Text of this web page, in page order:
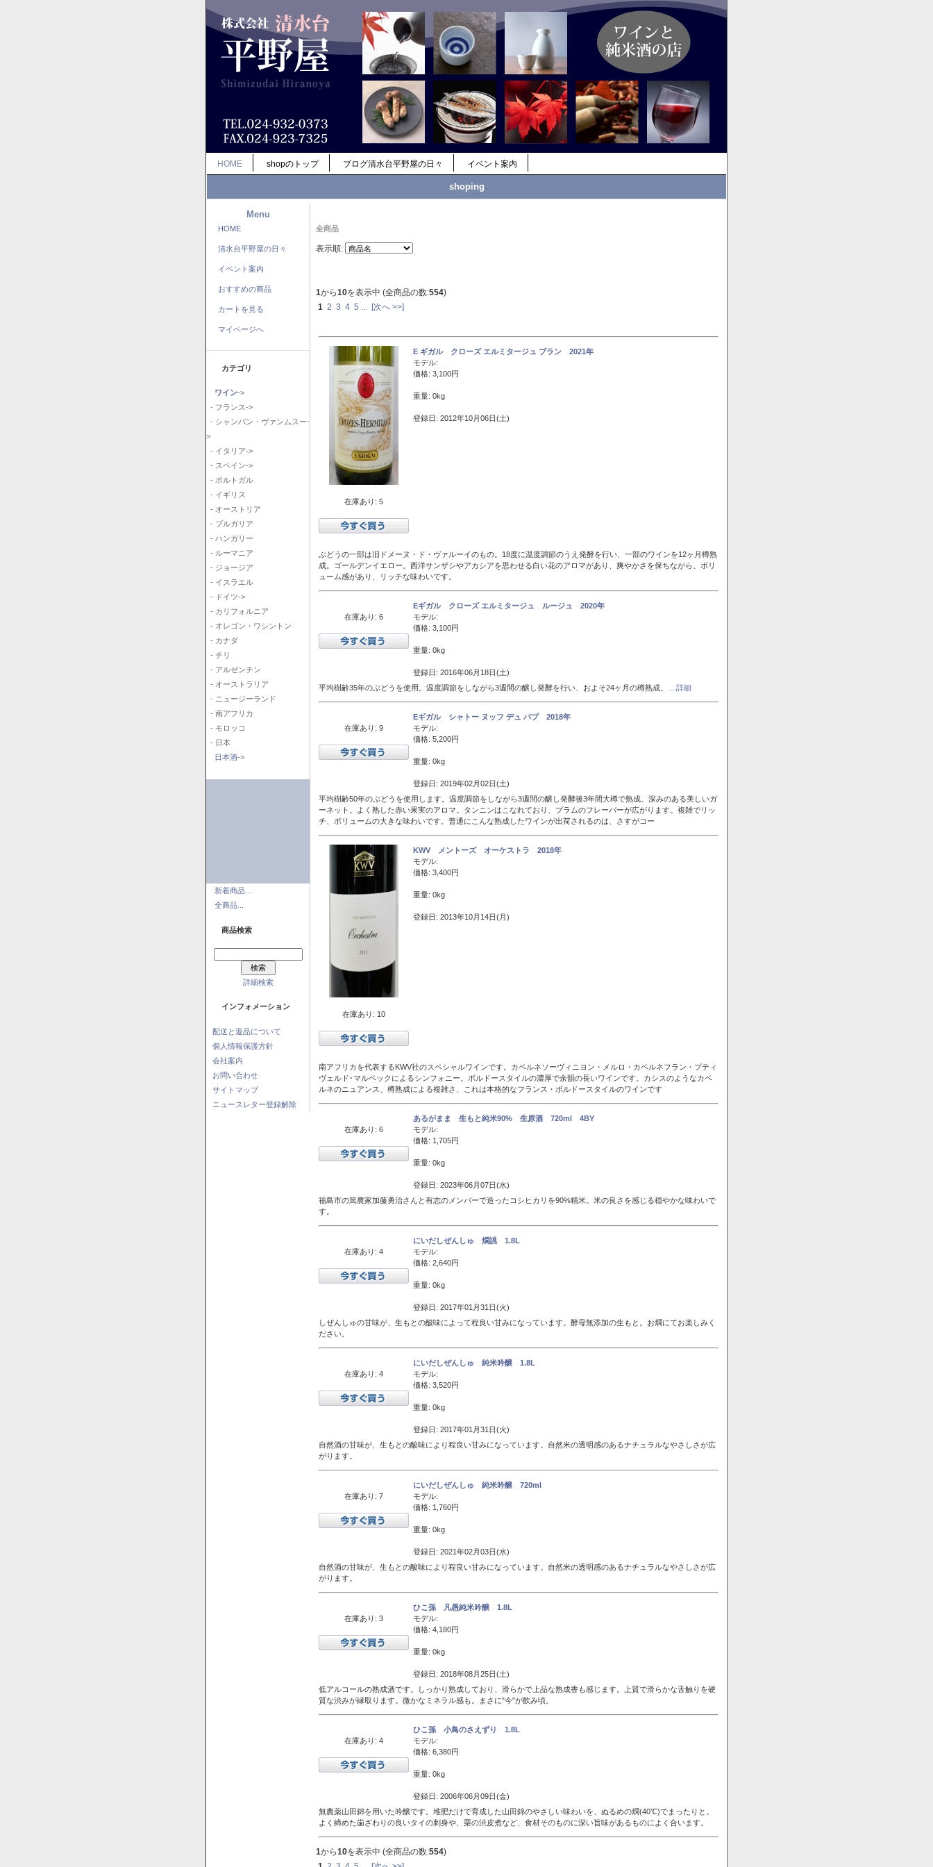
HOME shopのトップ ブログ清水台平野屋の日々 イベント案内
shoping
Menu
HOME
清水台平野屋の日々
イベント案内
おすすめの商品
カートを見る
マイページへ
カテゴリ
ワイン->
- フランス->
- シャンパン・ヴァンムスー-
>
- イタリア->
- スペイン->
- ポルトガル
- イギリス
- オーストリア
- ブルガリア
- ハンガリー
- ルーマニア
- ジョージア
- イスラエル
- ドイツ->
- カリフォルニア
- オレゴン・ワシントン
- カナダ
- チリ
- アルゼンチン
- オーストラリア
- ニュージーランド
- 南アフリカ
- モロッコ
- 日本
日本酒->
新着商品...
全商品...
商品検索
詳細検索
インフォメーション
配送と返品について
個人情報保護方針
会社案内
お問い合わせ
サイトマップ
ニュースレター登録解除
全商品
表示順:
1から10を表示中 (全商品の数:554)
1 2 3 4 5 [次へ >>]
在庫あり: 5
E ギガル クローズ エルミタージュ ブラン 2021年
モデル:
価格: 3,100円
重量: 0kg
登録日: 2012年10月06日(土)
ぶどうの一部は旧ドメーヌ・ド・ヴァルーイのもの。18度に温度調節のうえ発酵を行い、一部のワインを12ヶ月樽熟
成。ゴールデンイエロー。西洋サンザシやアカシアを思わせる白い花のアロマがあり、爽やかさを保ちながら、ボリ
ューム感があり、リッチな味わいです。
在庫あり: 6
Eギガル クローズ エルミタージュ ルージュ 2020年
モデル:
価格: 3,100円
重量: 0kg
登録日: 2016年06月18日(土)
平均樹齢35年のぶどうを使用。温度調節をしながら3週間の醸し発酵を行い、およそ24ヶ月の樽熟成。
...詳細
在庫あり: 9
Eギガル シャトー ヌッフ デュ パプ 2018年
モデル:
価格: 5,200円
重量: 0kg
登録日: 2019年02月02日(土)
平均樹齢50年のぶどうを使用します。温度調節をしながら3週間の醸し発酵後3年間大樽で熟成。深みのある美しいガ
ーネット。よく熟した赤い果実のアロマ。タンニンはこなれており、プラムのフレーバーが広がります。複雑でリッ
チ、ボリュームの大きな味わいです。普通にこんな熟成したワインが出荷されるのは、さすがコー
在庫あり: 10
KWV メントーズ オーケストラ 2018年
モデル:
価格: 3,400円
重量: 0kg
登録日: 2013年10月14日(月)
南アフリカを代表するKWV社のスペシャルワインです。カベルネソーヴィニヨン・メルロ・カベルネフラン・プティ
ヴェルド･マルベックによるシンフォニー。ボルドースタイルの濃厚で余韻の長いワインです。カシスのようなカベ
ルネのニュアンス、樽熟成による複雑さ、これは本格的なフランス・ボルドースタイルのワインです
在庫あり: 6
あるがまま 生もと純米90% 生原酒 720ml 4BY
モデル:
価格: 1,705円
重量: 0kg
登録日: 2023年06月07日(水)
福島市の篤農家加藤勇治さんと有志のメンバーで造ったコシヒカリを90%精米。米の良さを感じる穏やかな味わいで
す。
在庫あり: 4
にいだしぜんしゅ 燗誂 1.8L
モデル:
価格: 2,640円
重量: 0kg
登録日: 2017年01月31日(火)
しぜんしゅの甘味が、生もとの酸味によって程良い甘みになっています。酵母無添加の生もと。お燗にてお楽しみく
ださい。
在庫あり: 4
にいだしぜんしゅ 純米吟醸 1.8L
モデル:
価格: 3,520円
重量: 0kg
登録日: 2017年01月31日(火)
自然酒の甘味が、生もとの酸味により程良い甘みになっています。自然米の透明感のあるナチュラルなやさしさが広
がります。
在庫あり: 7
にいだしぜんしゅ 純米吟醸 720ml
モデル:
価格: 1,760円
重量: 0kg
登録日: 2021年02月03日(水)
自然酒の甘味が、生もとの酸味により程良い甘みになっています。自然米の透明感のあるナチュラルなやさしさが広
がります。
在庫あり: 3
ひこ孫 凡愚純米吟醸 1.8L
モデル:
価格: 4,180円
重量: 0kg
登録日: 2018年08月25日(土)
低アルコールの熟成酒です。しっかり熟成しており、滑らかで上品な熟成香も感じます。上質で滑らかな舌触りを硬
質な渋みが縁取ります。微かなミネラル感も。まさに"今"が飲み頃。
在庫あり: 4
ひこ孫 小鳥のさえずり 1.8L
モデル:
価格: 6,380円
重量: 0kg
登録日: 2006年06月09日(金)
無農薬山田錦を用いた吟醸です。堆肥だけで育成した山田錦のやさしい味わいを、ぬるめの燗(40℃)でまったりと。
よく締めた歯ざわりの良いタイの刺身や、栗の渋皮煮など、食材そのものに深い旨味があるものによく合います。
1から10を表示中 (全商品の数:554)